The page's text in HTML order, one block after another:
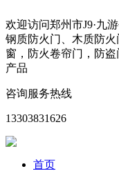
欢迎访问郑州市J9·九
钢质防火门、木质防
窗，防火卷帘门，防
产品
咨询服务热线
13303831626
首页